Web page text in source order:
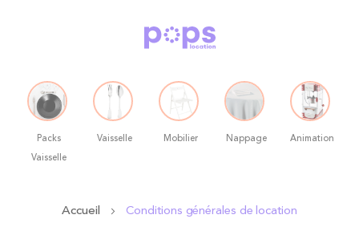
Packs
Vaisselle
Vaisselle Mobilier Nappage Animation
Accueil Conditions générales de location